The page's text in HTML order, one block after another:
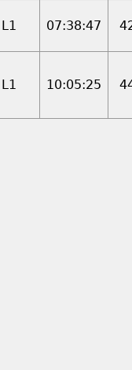
L1 07:38:47
L1 10:05:25